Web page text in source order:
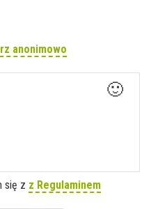
anonimowo
🙂
się z z Regulaminem